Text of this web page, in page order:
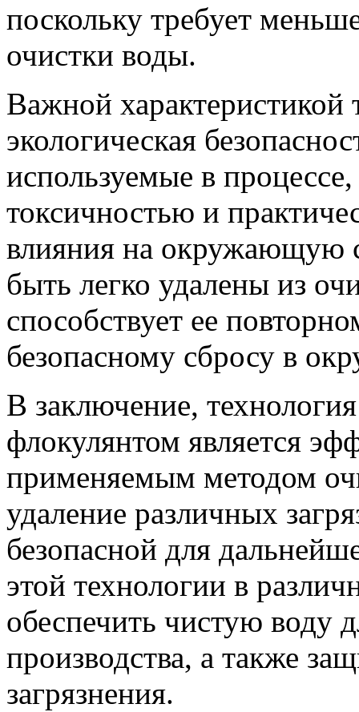
поскольку требует
очистки воды.
Важной характеристикой
экологическая
используемые в
токсичностью и
влияния на окружающую
быть легко удалены из
способствует ее
безопасному сбросу в
В заключение,
флокулянтом является
применяемым методом
удаление различных
безопасной для
этой технологии в
обеспечить чистую воду
производства, а также
загрязнения.